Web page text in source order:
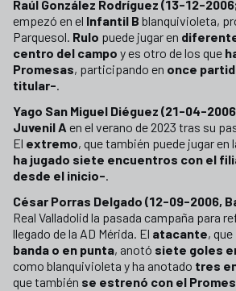
Raúl González Rodríguez (13-12-
empezó en el Infantil B blanquivioleta,
Parquesol. Rulo puede jugar en
centro del campo y es otro de los que
Promesas, participando en once
titular-.
Yago San Miguel Diéguez (21-04-
Juvenil A en el verano de 2023 tras su
El extremo, que también puede jugar en
ha jugado siete encuentros con el
desde el inicio-.
César Porras Delgado (12-09-2006,
Real Valladolid la pasada campaña para
llegado de la AD Mérida. El atacante, que
banda o en punta, anotó siete goles
como blanquivioleta y ha anotado tres
que también se estrenó con el